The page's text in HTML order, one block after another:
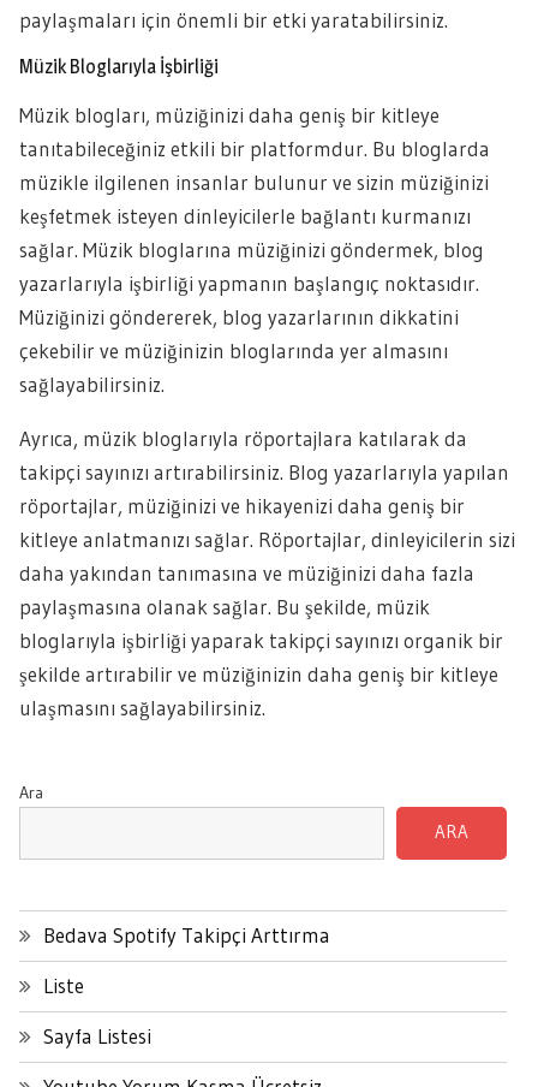
paylaşmaları için önemli bir etki yaratabilirsiniz.
Müzik Bloglarıyla İşbirliği
Müzik blogları, müziğinizi daha geniş bir kitleye
tanıtabileceğiniz etkili bir platformdur. Bu bloglarda
müzikle ilgilenen insanlar bulunur ve sizin müziğinizi
keşfetmek isteyen dinleyicilerle bağlantı kurmanızı
sağlar. Müzik bloglarına müziğinizi göndermek, blog
yazarlarıyla işbirliği yapmanın başlangıç noktasıdır.
Müziğinizi göndererek, blog yazarlarının dikkatini
çekebilir ve müziğinizin bloglarında yer almasını
sağlayabilirsiniz.
Ayrıca, müzik bloglarıyla röportajlara katılarak da
takipçi sayınızı artırabilirsiniz. Blog yazarlarıyla yapılan
röportajlar, müziğinizi ve hikayenizi daha geniş bir
kitleye anlatmanızı sağlar. Röportajlar, dinleyicilerin sizi
daha yakından tanımasına ve müziğinizi daha fazla
paylaşmasına olanak sağlar. Bu şekilde, müzik
bloglarıyla işbirliği yaparak takipçi sayınızı organik bir
şekilde artırabilir ve müziğinizin daha geniş bir kitleye
ulaşmasını sağlayabilirsiniz.
Ara
ARA
Bedava Spotify Takipçi Arttırma
Liste
Sayfa Listesi